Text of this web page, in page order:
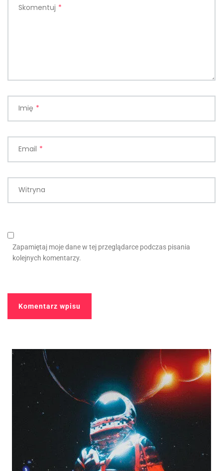
Skomentuj *
Imię *
Email *
Witryna
Zapamiętaj moje dane w tej przeglądarce podczas pisania
kolejnych komentarzy.